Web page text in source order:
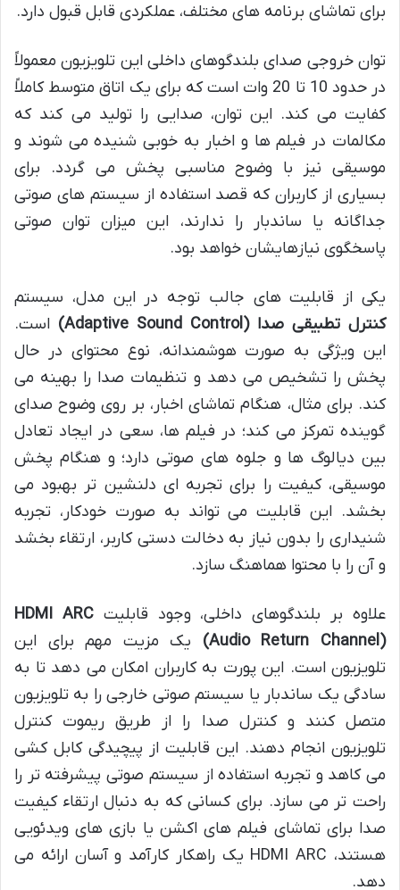
برای تماشای برنامه های مختلف، عملکردی قابل قبول دارد.
توان خروجی صدای بلندگوهای داخلی این تلویزیون معمولاً
در حدود 10 تا 20 وات است که برای یک اتاق متوسط کاملاً
کفایت می کند. این توان، صدایی را تولید می کند که
مکالمات در فیلم ها و اخبار به خوبی شنیده می شوند و
موسیقی نیز با وضوح مناسبی پخش می گردد. برای
بسیاری از کاربران که قصد استفاده از سیستم های صوتی
جداگانه یا ساندبار را ندارند، این میزان توان صوتی
پاسخگوی نیازهایشان خواهد بود.
یکی از قابلیت های جالب توجه در این مدل، سیستم
کنترل تطبیقی صدا (Adaptive Sound Control)
است.
این ویژگی به صورت هوشمندانه، نوع محتوای در حال
پخش را تشخیص می دهد و تنظیمات صدا را بهینه می
کند. برای مثال، هنگام تماشای اخبار، بر روی وضوح صدای
گوینده تمرکز می کند؛ در فیلم ها، سعی در ایجاد تعادل
بین دیالوگ ها و جلوه های صوتی دارد؛ و هنگام پخش
موسیقی، کیفیت را برای تجربه ای دلنشین تر بهبود می
بخشد. این قابلیت می تواند به صورت خودکار، تجربه
شنیداری را بدون نیاز به دخالت دستی کاربر، ارتقاء بخشد
و آن را با محتوا هماهنگ سازد.
علاوه بر بلندگوهای داخلی، وجود قابلیتHDMI ARC
(Audio Return Channel) یک مزیت مهم برای این
تلویزیون است. این پورت به کاربران امکان می دهد تا به
سادگی یک ساندبار یا سیستم صوتی خارجی را به تلویزیون
متصل کنند و کنترل صدا را از طریق ریموت کنترل
تلویزیون انجام دهند. این قابلیت از پیچیدگی کابل کشی
می کاهد و تجربه استفاده از سیستم صوتی پیشرفته تر را
راحت تر می سازد. برای کسانی که به دنبال ارتقاء کیفیت
صدا برای تماشای فیلم های اکشن یا بازی های ویدئویی
هستند، HDMI ARC یک راهکار کارآمد و آسان ارائه می
دهد.